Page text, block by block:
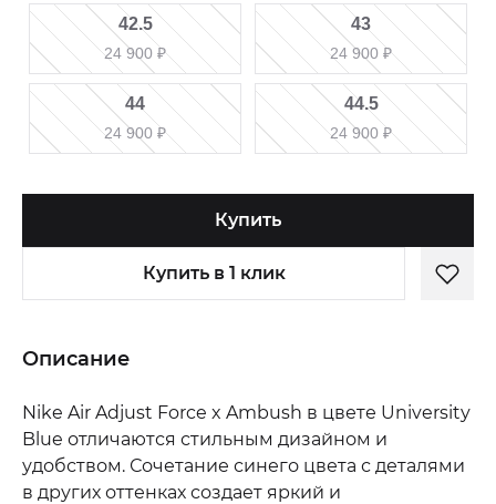
42.5
24 900 ₽
43
24 900 ₽
44
24 900 ₽
44.5
24 900 ₽
Купить
Купить в 1 клик
Описание
Nike Air Adjust Force x Ambush в цвете University
Blue отличаются стильным дизайном и
удобством. Сочетание синего цвета с деталями
в других оттенках создает яркий и